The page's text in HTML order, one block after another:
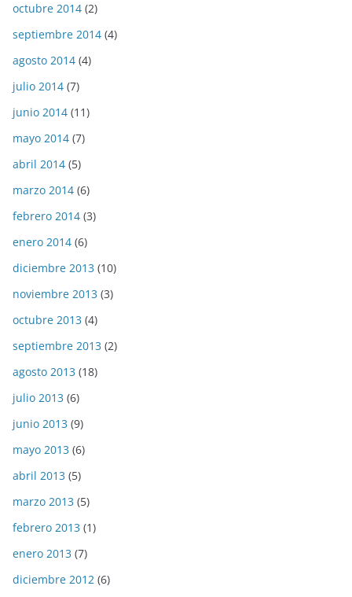
octubre 2014 (2)
septiembre 2014 (4)
agosto 2014 (4)
julio 2014 (7)
junio 2014 (11)
mayo 2014 (7)
abril 2014 (5)
marzo 2014 (6)
febrero 2014 (3)
enero 2014 (6)
diciembre 2013 (10)
noviembre 2013 (3)
octubre 2013 (4)
septiembre 2013 (2)
agosto 2013 (18)
julio 2013 (6)
junio 2013 (9)
mayo 2013 (6)
abril 2013 (5)
marzo 2013 (5)
febrero 2013 (1)
enero 2013 (7)
diciembre 2012 (6)